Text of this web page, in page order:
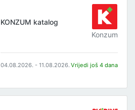
KONZUM katalog
Konzum
04.08.2026. - 11.08.2026. Vrijedi još 4 dana